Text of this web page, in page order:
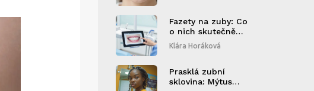
Fazety na zuby: Co
o nich skutečně
říkají zubní lékaři?
Kompletní průvodce
Klára Horáková
Prasklá zubní
sklovina: Mýtus